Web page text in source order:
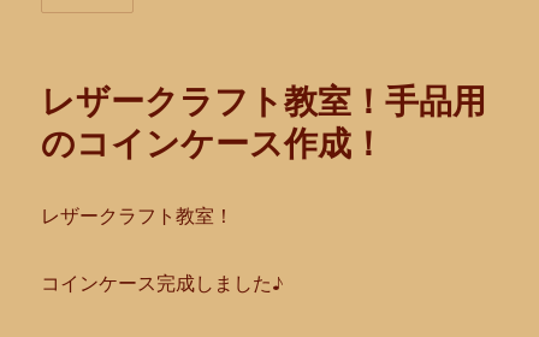
レザークラフト教室！手品用
のコインケース作成！
レザークラフト教室！
コインケース完成しました♪